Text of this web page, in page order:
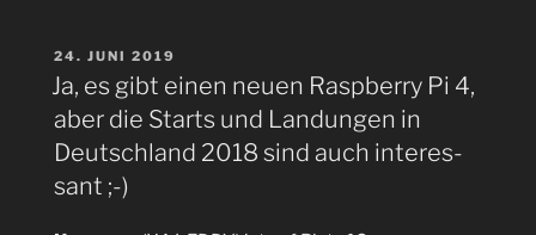
B
mit
SSH
und
RSA
Key
VERÖFFENTLICHT
AM
24. JUNI 2019
Ja, es gibt einen neuen Raspberry Pi 4,
aber die Starts und Landungen in
Deutschland 2018 sind auch in­te­r­es­
sant ;-)